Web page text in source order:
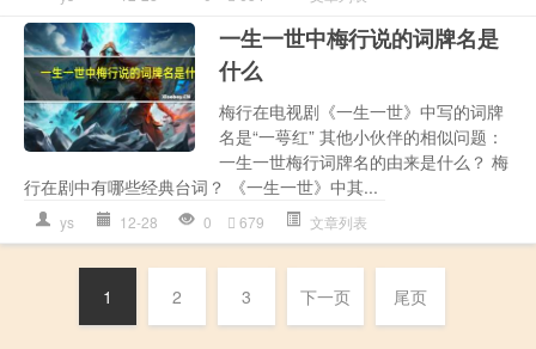
一生一世中梅行说的词牌名是
什么
梅行在电视剧《一生一世》中写的词牌
名是“一萼红” 其他小伙伴的相似问题：
一生一世梅行词牌名的由来是什么？ 梅
行在剧中有哪些经典台词？ 《一生一世》中其...
ys 12-28 0 679 文章列表
1 2 3 下一页 尾页